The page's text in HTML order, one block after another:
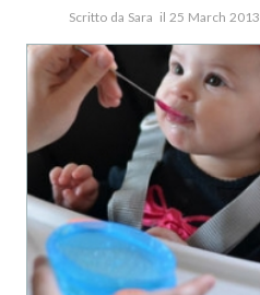
Scritto da Sara il 25 March 2013